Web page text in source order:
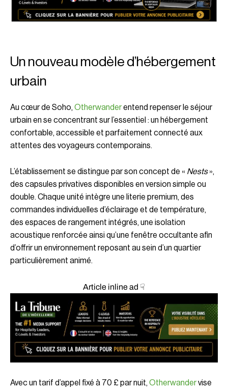
Un nouveau modèle d’hébergement
urbain
Au cœur de Soho, Otherwanderentend repenser le séjour
urbain en se concentrant sur l’essentiel : un hébergement
confortable, accessible et parfaitement connecté aux
attentes des voyageurs contemporains.
L’établissement se distingue par son concept de « Nests»,
des capsules privatives disponibles en version simple ou
double. Chaque unité intègre une literie premium, des
commandes individuelles d’éclairage et de température,
des espaces de rangement intégrés, une isolation
acoustique renforcée ainsi qu’une fenêtre occultante afin
d’offrir un environnement reposant au sein d’un quartier
particulièrement animé.
Article inline ad ☟
Avec un tarif d’appel fixé à 70 £ par nuit, Otherwandervise